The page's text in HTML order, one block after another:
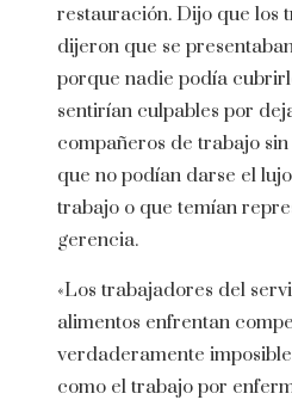
restauración. Dijo que los
dijeron que se
porque nadie podía
sentirían culpables por
compañeros de trabajo
que no podían darse el
trabajo o que temían
gerencia.
«Los trabajadores del
alimentos enfrentan
verdaderamente
como el trabajo por